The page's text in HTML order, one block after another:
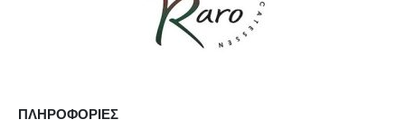
ΠΛΗΡΟΦΟΡΙΕΣ